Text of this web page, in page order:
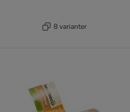
8 varianter